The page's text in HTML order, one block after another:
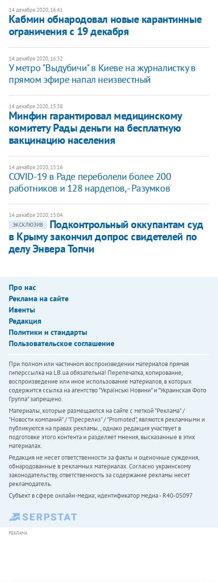
14 декабря 2020, 16:41
Кабмин обнародовал новые карантинные
ограничения с 19 декабря
14 декабря 2020, 16:32
У метро "Выдубичи" в Киеве на журналистку в
прямом эфире напал неизвестный
14 декабря 2020, 15:38
Минфин гарантировал медицинскому
комитету Рады деньги на бесплатную
вакцинацию населения
14 декабря 2020, 15:16
COVID-19 в Раде переболели более 200
работников и 128 нардепов, - Разумков
14 декабря 2020, 15:04
ЭКСКЛЮЗИВ
Подконтрольный оккупантам суд
в Крыму закончил допрос свидетелей по
делу Энвера Топчи
Про нас
Реклама на сайте
Ивенты
Редакция
Политики и стандарты
Пользовательское соглашение
При полном или частичном воспроизведении материалов прямая
гиперссылка на LB.ua обязательна! Перепечатка, копирование,
воспроизведение или иное использование материалов, в которых
содержится ссылка на агентство "Українськi Новини" и "Украинская Фото
Группа" запрещено.
Материалы, которые размещаются на сайте с меткой "Реклама" /
"Новости компаний" / "Пресрелиз" / "Promoted", являются рекламными и
публикуются на правах рекламы. , однако редакция участвует в
подготовке этого контента и разделяет мнения, высказанные в этих
материалах.
Редакция не несет ответственности за факты и оценочные суждения,
обнародованные в рекламных материалах. Согласно украинскому
законодательству, ответственность за содержание рекламы несет
рекламодатель.
Субъект в сфере онлайн-медиа; идентификатор медиа - R40-05097
РЕКЛАМА